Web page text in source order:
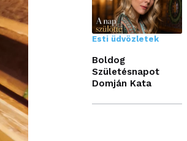
Esti üdvözletek
Boldog
Születésnapot
Domján Kata